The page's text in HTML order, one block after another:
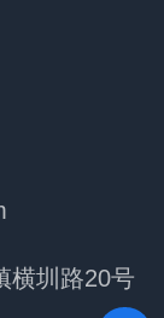
横圳路20号